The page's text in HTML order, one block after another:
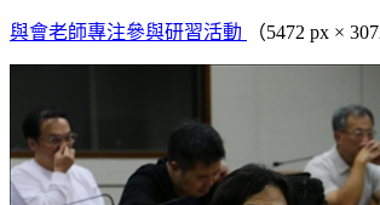
與會老師專注參與研習活動 （5472 px ×